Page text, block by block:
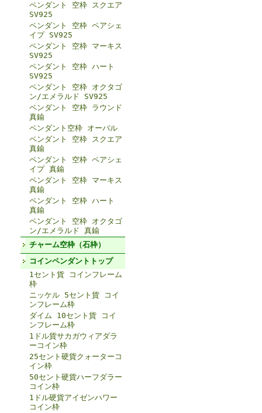
ペンダント 空枠 スクエア
SV925
ペンダント 空枠 ペアシェ
イプ SV925
ペンダント 空枠 マーキス
SV925
ペンダント 空枠 ハート
SV925
ペンダント 空枠 オクタゴ
ン/エメラルド SV925
ペンダント 空枠 ラウンド
真鍮
ペンダント空枠 オーバル
ペンダント 空枠 スクエア
真鍮
ペンダント 空枠 ペアシェ
イプ 真鍮
ペンダント 空枠 マーキス
真鍮
ペンダント 空枠 ハート
真鍮
ペンダント 空枠 オクタゴ
ン/エメラルド 真鍮
チャーム空枠（石枠）
コインペンダントトップ
1セント貨 コインフレーム
枠
ニッケル 5セント貨 コイ
ンフレーム枠
ダイム 10セント貨 コイ
ンフレーム枠
1ドル貨サカガウィアダラ
ーコイン枠
25セント硬貨クォーターコ
イン枠
50セント硬貨ハーフダラー
コイン枠
1ドル硬貨アイゼンハワー
コイン枠